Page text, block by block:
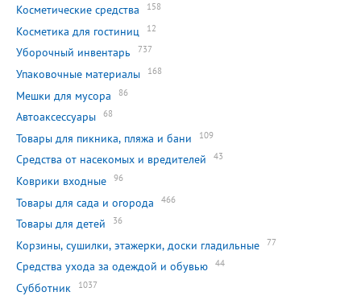
Косметические средства 158
Косметика для гостиниц 12
Уборочный инвентарь 737
Упаковочные материалы 168
Мешки для мусора 86
Автоаксессуары 68
Товары для пикника, пляжа и бани 109
Средства от насекомых и вредителей 43
Коврики входные 96
Товары для сада и огорода 466
Товары для детей 36
Корзины, сушилки, этажерки, доски гладильные 77
Средства ухода за одеждой и обувью 44
Субботник 1037